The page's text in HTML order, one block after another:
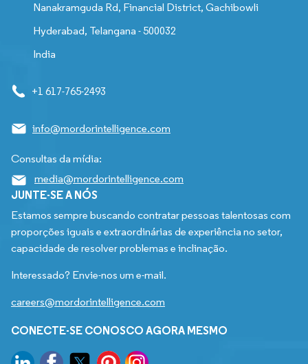
Nanakramguda Rd, Financial District, Gachibowli
Hyderabad, Telangana - 500032
India
+1 617-765-2493
info@mordorintelligence.com
Consultas da mídia:
media@mordorintelligence.com
JUNTE-SE A NÓS
Estamos sempre buscando contratar pessoas talentosas com
proporções iguais e extraordinárias de experiência no setor,
capacidade de resolver problemas e inclinação.
Interessado? Envie-nos um e-mail.
careers@mordorintelligence.com
CONECTE-SE CONOSCO AGORA MESMO